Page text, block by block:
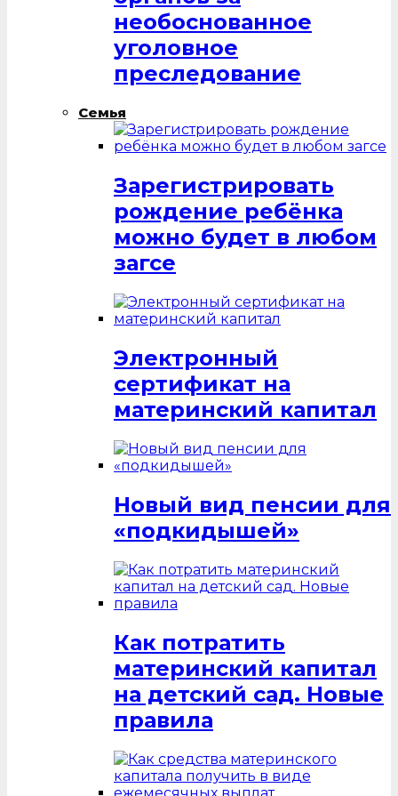
необоснованное
уголовное
преследование
Семья
Зарегистрировать
рождение ребёнка
можно будет в любом
загсе
Электронный
сертификат на
материнский капитал
Новый вид пенсии для
«подкидышей»
Как потратить
материнский капитал
на детский сад. Новые
правила